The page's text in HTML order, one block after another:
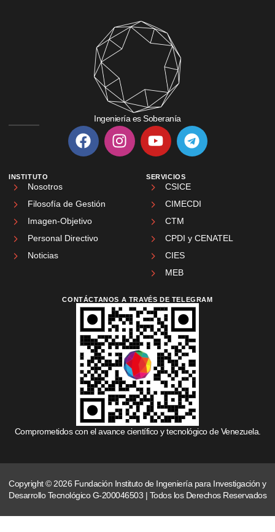
Ingeniería es Soberanía
INSTITUTO
Nosotros
Filosofía de Gestión
Imagen-Objetivo
Personal Directivo
Noticias
SERVICIOS
CSICE
CIMECDI
CTM
CPDI y CENATEL
CIES
MEB
CONTÁCTANOS A TRAVÉS DE TELEGRAM
Comprometidos con el avance científico y tecnológico de Venezuela.
Copyright © 2026 Fundación Instituto de Ingeniería para Investigación y
Desarrollo Tecnológico G-200046503 | Todos los Derechos Reservados